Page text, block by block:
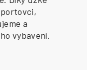
a
vybavení.